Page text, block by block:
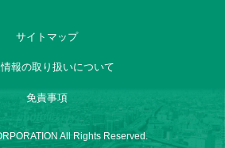
サイトマップ
報の取り扱いについて
免責事項
All Rights Reserved.